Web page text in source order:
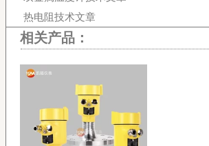
热电阻技术文章
相关产品：